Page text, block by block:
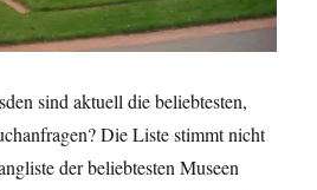
sind aktuell die beliebtesten,
Die Liste stimmt nicht
der beliebtesten Museen